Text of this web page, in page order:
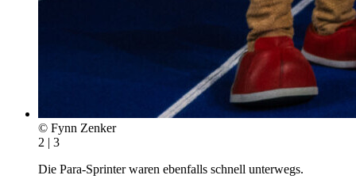
© Fynn Zenker
2 | 3
Die Para-Sprinter waren ebenfalls schnell unterwegs.